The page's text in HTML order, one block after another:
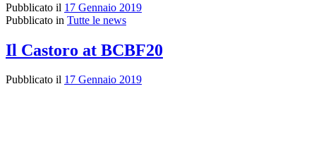
Pubblicato il 17 Gennaio 2019
Pubblicato in Tutte le news
Il Castoro at BCBF20
Pubblicato il 17 Gennaio 2019